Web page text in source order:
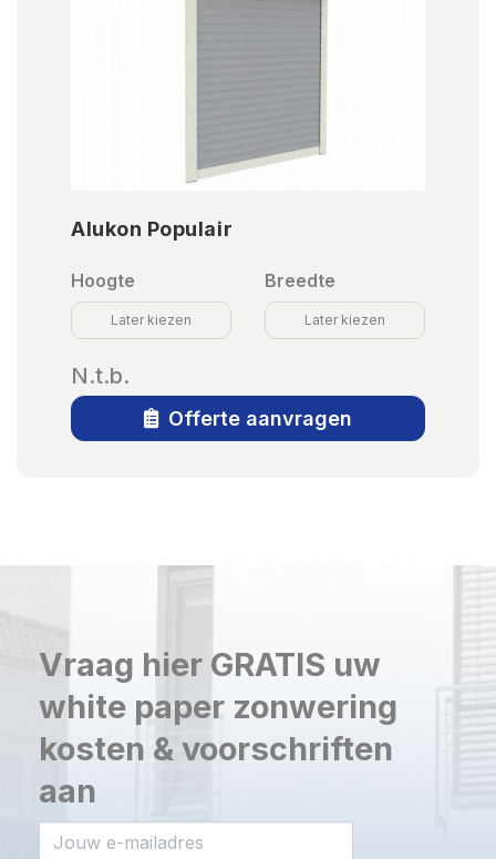
Alukon Populair
Hoogte
Later kiezen
Breedte
Later kiezen
N.t.b.
Offerte aanvragen
Vraag hier GRATIS uw
white paper zonwering
kosten & voorschriften
aan